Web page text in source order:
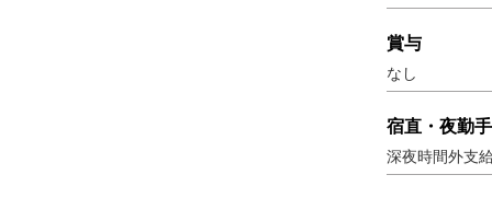
賞与
なし
宿直・夜勤
深夜時間外支